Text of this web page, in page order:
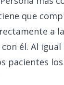
que
a
él. Al igual
pacientes